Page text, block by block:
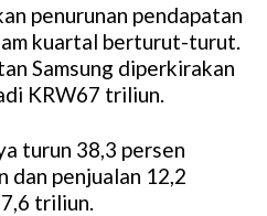
penurunan pendapatan
kuartal berturut-turut.
Samsung diperkirakan
KRW67 triliun.
turun 38,3 persen
dan penjualan 12,2
triliun.